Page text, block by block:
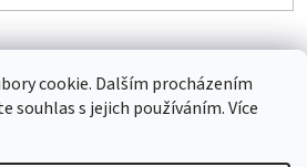
cookie. Dalším procházením
souhlas s jejich používáním. Více
Facebook